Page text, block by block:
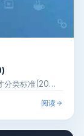
类标准(20…
阅读